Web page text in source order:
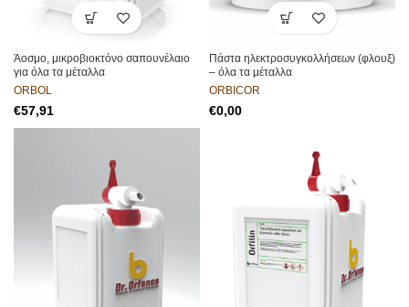
Άοσμο, μικροβιοκτόνο σαπουνέλαιο
για όλα τα μέταλλα
ORBOL
€
Πάστα ηλεκτροσυγκολλήσεων (φλουξ)
– όλα τα μέταλλα
ORBICOR
€